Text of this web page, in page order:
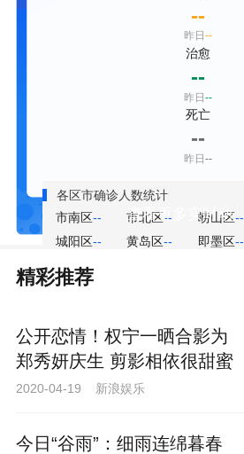
--
昨日 --
治愈
--
昨日--
死亡
--
昨日--
各区市确诊人数统计
市南区-- 市北区-- 崂山区--
城阳区-- 黄岛区-- 即墨区--
平度市
精彩推荐
公开恋情！权宁一晒合影为
郑秀妍庆生 剪影相依很甜蜜
2020-04-19 新浪娱乐
今日“谷雨”：细雨连绵暮春